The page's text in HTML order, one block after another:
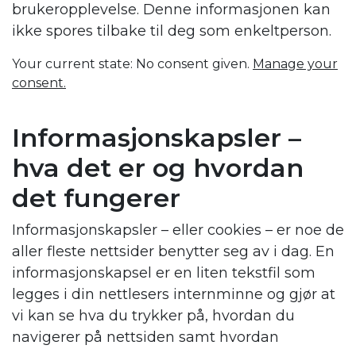
brukeropplevelse. Denne informasjonen kan
ikke spores tilbake til deg som enkeltperson.
Your current state: No consent given. Manage your
consent.
Informasjonskapsler –
hva det er og hvordan
det fungerer
Informasjonskapsler – eller cookies – er noe de
aller fleste nettsider benytter seg av i dag. En
informasjonskapsel er en liten tekstfil som
legges i din nettlesers internminne og gjør at
vi kan se hva du trykker på, hvordan du
navigerer på nettsiden samt hvordan